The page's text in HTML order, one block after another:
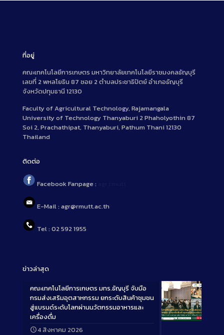
ที่อยู่
คณะเทคโนโลยีการเกษตร มหาวิทยาลัยเทคโนโลยีราชมงคลธัญบุรี
เลขที่ 2 พหลโยธิน 87 ซอย 2 ตำบลประชาธิปัตย์ อำเภอธัญบุรี
จังหวัดปทุมธานี 12130
Faculty of Agricultural Technology, Rajamangala
University of Technology Thanyaburi 2 Phaholyothin 87
Soi 2, Prachathipat, Thanyaburi, Pathum Thani 12130
Thailand
ติดต่อ
Facebook Fanpage :
E-Mail : agr@rmutt.ac.th
Tel : 02 592 1955
ข่าวล่าสุด
Long
คณะเทคโนโลยีการเกษตร มทร.ธัญบุรี จับมือ
กรมส่งเสริมอุตสาหกรรม ยกระดับสินค้าชุมชน
สู่แบรนด์ระดับโลกผ่านนวัตกรรมอาหารและ
เครื่องดื่ม
4 สิงหาคม 2026